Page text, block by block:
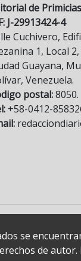
de
J-29913424-4
Cuchivero,
1, Local
Guayana,
Venezuela.
postal:8050.
+58-0412-
se
de autor.